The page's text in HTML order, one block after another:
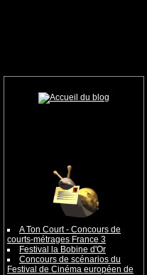
A Ton Court - Concours de
courts-métrages France 3
Festival la Bobine d'Or
Concours de scénarios du
Festival de Cinéma européen de